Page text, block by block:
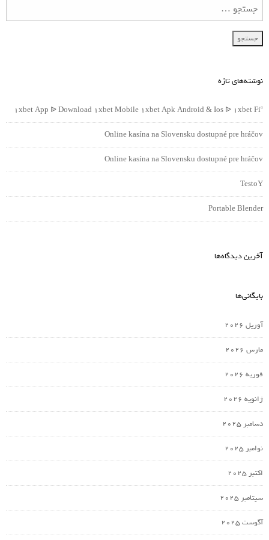
نوشته‌های تازه
“1xbet App ᐉ Download 1xbet Mobile 1xbet Apk Android & Ios ᐉ 1xbet Fi
Online kasína na Slovensku dostupné pre hráčov
Online kasína na Slovensku dostupné pre hráčov
TestoY
Portable Blender
آخرین دیدگاه‌ها
بایگانی‌ها
آوریل 2026
مارس 2026
فوریه 2026
ژانویه 2026
دسامبر 2025
نوامبر 2025
اکتبر 2025
سپتامبر 2025
آگوست 2025